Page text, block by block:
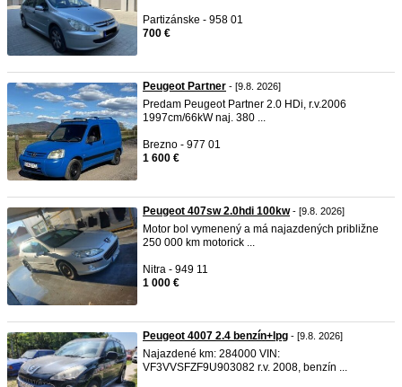
Partizánske - 958 01
700 €
Peugeot Partner - [9.8. 2026]
Predam Peugeot Partner 2.0 HDi, r.v.2006
1997cm/66kW naj. 380 ...
Brezno - 977 01
1 600 €
Peugeot 407sw 2.0hdi 100kw- [9.8. 2026]
Motor bol vymenený a má najazdených približne
250 000 km motorick ...
Nitra - 949 11
1 000 €
Peugeot 4007 2.4 benzín+lpg - [9.8. 2026]
Najazdené km: 284000 VIN:
VF3VVSFZF9U903082 r.v. 2008, benzín ...